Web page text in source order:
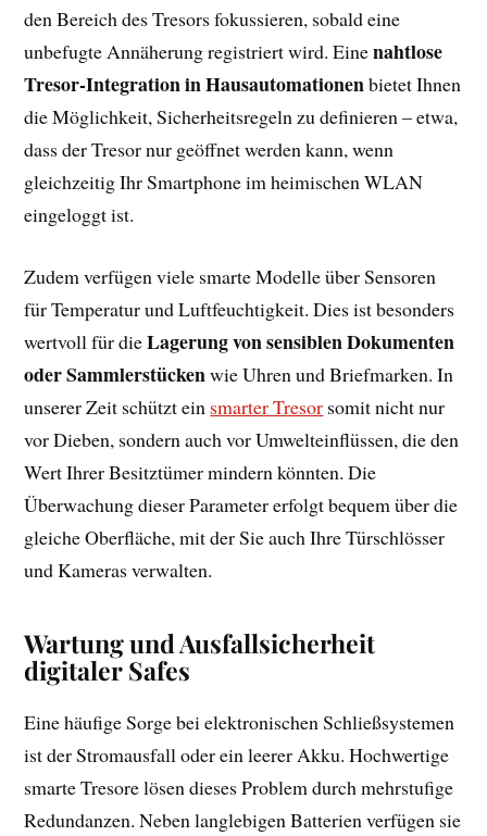
den Bereich des Tresors fokussieren, sobald eine
unbefugte Annäherung registriert wird. Einenahtlose
Tresor-Integration in Hausautomationenbietet Ihnen
die Möglichkeit, Sicherheitsregeln zu definieren – etwa,
dass der Tresor nur geöffnet werden kann, wenn
gleichzeitig Ihr Smartphone im heimischen WLAN
eingeloggt ist.
Zudem verfügen viele smarte Modelle über Sensoren
für Temperatur und Luftfeuchtigkeit. Dies ist besonders
wertvoll für dieLagerung von sensiblen Dokumenten
oder Sammlerstückenwie Uhren und Briefmarken. In
unserer Zeit schützt ein smarter Tresor somit nicht nur
vor Dieben, sondern auch vor Umwelteinflüssen, die den
Wert Ihrer Besitztümer mindern könnten. Die
Überwachung dieser Parameter erfolgt bequem über die
gleiche Oberfläche, mit der Sie auch Ihre Türschlösser
und Kameras verwalten.
Wartung und Ausfallsicherheit
digitaler Safes
Eine häufige Sorge bei elektronischen Schließsystemen
ist der Stromausfall oder ein leerer Akku. Hochwertige
smarte Tresore lösen dieses Problem durch mehrstufige
Redundanzen. Neben langlebigen Batterien verfügen sie